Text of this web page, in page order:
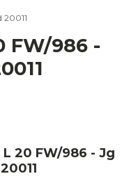
20011
FW/986 -
L 20 FW/986 - Jg